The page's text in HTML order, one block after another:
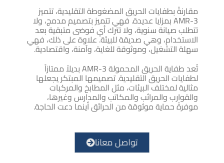
مقارنةً بطفايات الحريق المضغوطة التقليدية، تتميز
AMR-3 بمزايا عديدة. فهي تتميز بتصميم مدمج، ولا
تتطلب صيانة سنوية، ولا تترك أي فوضى متبقية بعد
الاستخدام، وهي صديقة للبيئة. علاوة على ذلك، فهي
سهلة التشغيل، وموثوقة للغاية، وآمنة، واقتصادية.
تُعد طفاية الحريق المحمولة AMR-3 بديلاً ممتازاً
لطفايات الحريق التقليدية. تصميمها المبتكر يجعلها
مثالية لمختلف البيئات، مثل المطابخ والمركبات
والقوارب والمرائب والمكاتب والمدارس وغيرها،
موفرةً حماية موثوقة من الحرائق أينما دعت الحاجة.
تواصل معانا